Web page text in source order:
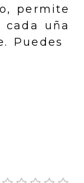
permite
uña
Puedes